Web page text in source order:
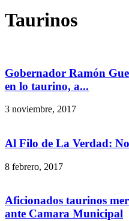
Taurinos
Gobernador Ramón
en lo taurino, a...
3 noviembre, 2017
Al Filo de La Verdad:
8 febrero, 2017
Aficionados taurinos
ante Camara Municipal